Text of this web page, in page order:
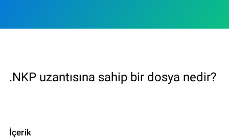
.NKP uzantısına sahip bir dosya nedir?
İçerik